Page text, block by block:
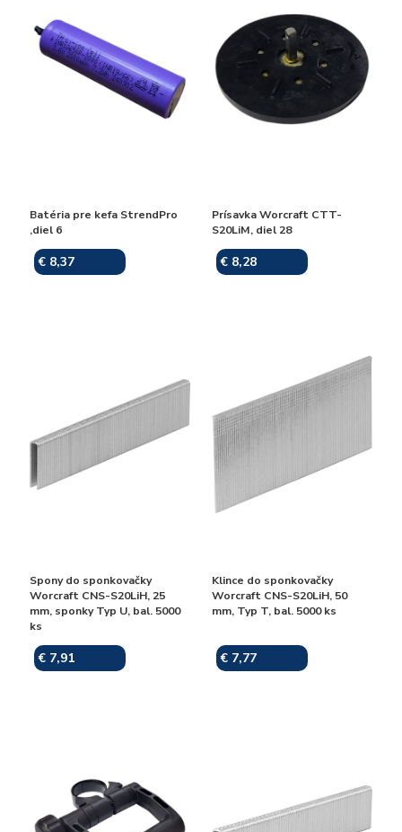
Batéria pre kefa StrendPro
,diel 6
€ 8,37
Prísavka Worcraft CTT-
S20LiM, diel 28
€ 8,28
Spony do sponkovačky
Worcraft CNS-S20LiH, 25
mm, sponky Typ U, bal. 5000
ks
€ 7,91
Klince do sponkovačky
Worcraft CNS-S20LiH, 50
mm, Typ T, bal. 5000 ks
€ 7,77